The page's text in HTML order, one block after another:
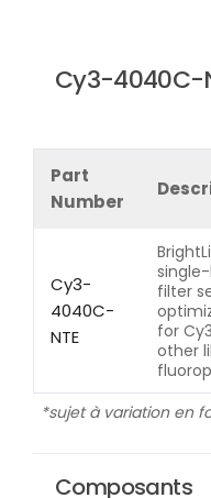
Cy3-4040C-
Part
Number
Cy3-
4040C-
NTE
filter
for
other
*sujet à variation en
Composants